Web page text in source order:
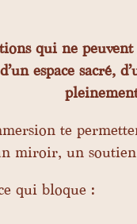
qui ne
espace sacré,
te
miroir, un
qui bloque :